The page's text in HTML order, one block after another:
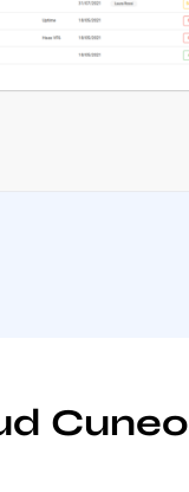
Cuneo